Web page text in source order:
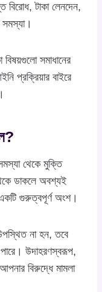
বিরোধ, টাকা লেনদেন,
সমস্যা।
বিষয়গুলো সমাধানের
প্রক্রিয়ার বাইরে
থেকে মুক্তি
ডাকলে অবশ্যই
গুরুত্বপূর্ণ অংশ।
না হন, তবে
উদাহরণস্বরূপ,
আপনার বিরুদ্ধে মামলা